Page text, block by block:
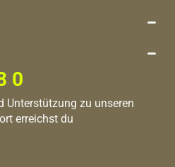
0
Unterstützung zu unseren
erreichst du